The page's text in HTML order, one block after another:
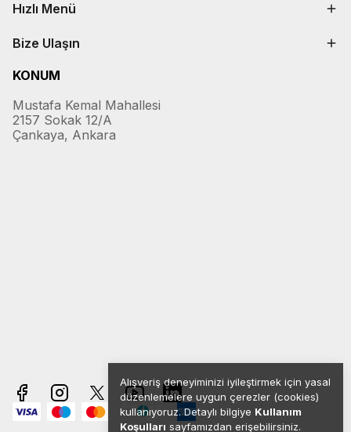
Alışveriş deneyiminizi iyileştirmek için yasal
düzenlemelere uygun çerezler (cookies)
kullanıyoruz. Detaylı bilgiye Kullanım
Koşulları sayfamızdan erişebilirsiniz.
Hızlı Menü
Bize Ulaşın
KONUM
Mustafa Kemal Mahallesi
2157 Sokak 12/A
Çankaya, Ankara